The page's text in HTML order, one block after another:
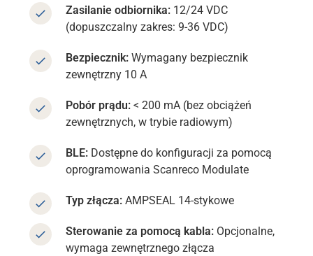
Zasilanie odbiornika: 12/24 VDC
(dopuszczalny zakres: 9-36 VDC)
Bezpiecznik: Wymagany bezpiecznik
zewnętrzny 10 A
Pobór prądu: < 200 mA (bez obciążeń
zewnętrznych, w trybie radiowym)
BLE: Dostępne do konfiguracji za pomocą
oprogramowania Scanreco Modulate
Typ złącza: AMPSEAL 14-stykowe
Sterowanie za pomocą kabla: Opcjonalne,
wymaga zewnętrznego złącza